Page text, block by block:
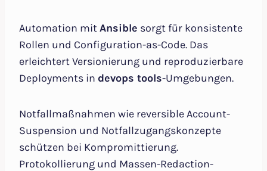
Automation mitAnsible sorgt für konsistente
Rollen und Configuration-as-Code. Das
erleichtert Versionierung und reproduzierbare
Deployments in devops tools-Umgebungen.
Notfallmaßnahmen wie reversible Account-
Suspension und Notfallzugangskonzepte
schützen bei Kompromittierung.
Protokollierung und Massen-Redaction-